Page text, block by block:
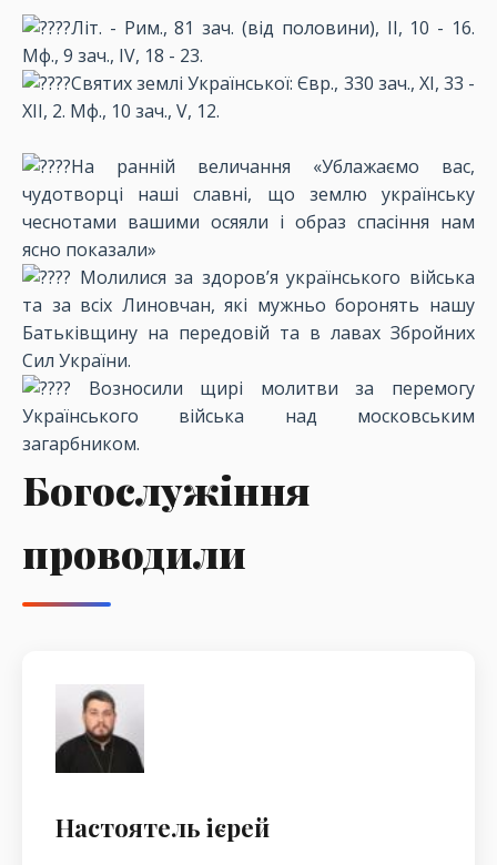
Літ. - Рим., 81 зач. (від половини), ІІ, 10 - 16.
Мф., 9 зач., IV, 18 - 23.
Святих землі Української: Євр., 330 зач., ХІ, 33 -
ХІІ, 2. Мф., 10 зач., V, 12.
На ранній величання «Ублажаємо вас,
чудотворці наші славні, що землю українську
чеснотами вашими осяяли і образ спасіння нам
ясно показали»
Молилися за здоров’я українського війська
та за всіх Линовчан, які мужньо боронять нашу
Батьківщину на передовій та в лавах Збройних
Сил України.
Возносили щирі молитви за перемогу
Українського війська над московським
загарбником.
Богослужіння
проводили
Настоятель ієрей